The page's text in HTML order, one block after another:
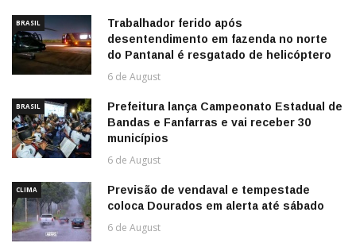
BRASIL
Trabalhador ferido após
desentendimento em fazenda no norte
do Pantanal é resgatado de helicóptero
6 de August
BRASIL
Prefeitura lança Campeonato Estadual de
Bandas e Fanfarras e vai receber 30
municípios
6 de August
CLIMA
Previsão de vendaval e tempestade
coloca Dourados em alerta até sábado
6 de August